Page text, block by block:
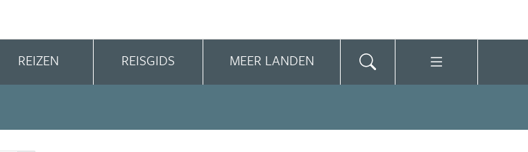
REIZEN REISGIDS MEER LANDEN